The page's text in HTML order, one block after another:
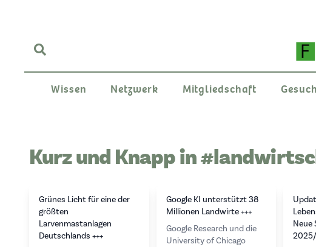
Wissen Netzwerk Mitgliedschaft
Kurz und Knapp in
Grünes Licht für eine der
größten
Larvenmastanlagen
Deutschlands +++
Google KI unterstützt 38
Millionen Landwirte +++
Google Research und die
University of Chicago
Neue